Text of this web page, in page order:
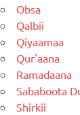
Obsa
Qalbii
Qiyaamaa
Qur'aana
Ramadaana
Sababoota
Shirkii